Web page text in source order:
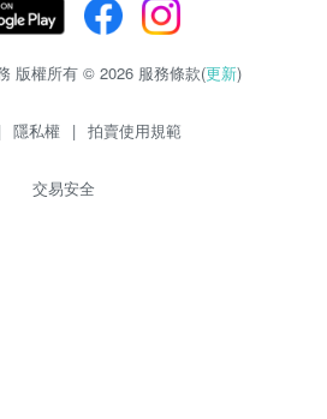
版權所有 © 2026 服務條款(更新)
隱私權 | 拍賣使用規範
交易安全